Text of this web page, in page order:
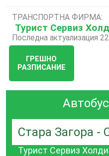
ТРАНСПОРТНА ФИРМА:
Турист Сервиз
Последна актуализация
ГРЕШНО
РАЗПИСАНИЕ
Стара Загора -
Турист Сервиз